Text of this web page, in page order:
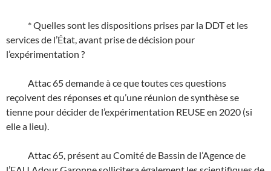
* Quelles sont les dispositions prises par la DDT et les
services de l’État, avant prise de décision pour
l’expérimentation ?
Attac 65 demande à ce que toutes ces questions
reçoivent des réponses et qu’une réunion de synthèse se
tienne pour décider de l’expérimentation REUSE en 2020 (si
elle a lieu).
Attac 65, présent au Comité de Bassin de l’Agence de